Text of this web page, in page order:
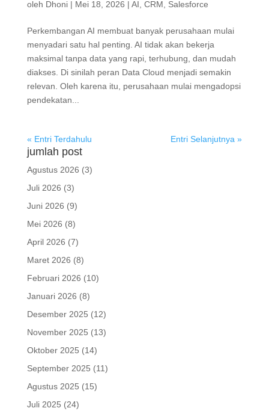
oleh Dhoni| Mei 18, 2026 | AI, CRM, Salesforce
Perkembangan AI membuat banyak perusahaan mulai
menyadari satu hal penting. AI tidak akan bekerja
maksimal tanpa data yang rapi, terhubung, dan mudah
diakses. Di sinilah peran Data Cloud menjadi semakin
relevan. Oleh karena itu, perusahaan mulai mengadopsi
pendekatan...
« Entri Terdahulu Entri Selanjutnya »
jumlah post
Agustus 2026 (3)
Juli 2026 (3)
Juni 2026 (9)
Mei 2026 (8)
April 2026 (7)
Maret 2026 (8)
Februari 2026 (10)
Januari 2026 (8)
Desember 2025 (12)
November 2025 (13)
Oktober 2025 (14)
September 2025 (11)
Agustus 2025 (15)
Juli 2025 (24)